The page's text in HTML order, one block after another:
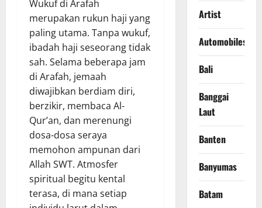
Wukuf di Arafah
merupakan rukun haji yang
paling utama. Tanpa wukuf,
ibadah haji seseorang tidak
sah. Selama beberapa jam
di Arafah, jemaah
diwajibkan berdiam diri,
berzikir, membaca Al-
Qur’an, dan merenungi
dosa-dosa seraya
memohon ampunan dari
Allah SWT. Atmosfer
spiritual begitu kental
terasa, di mana setiap
Artist
Automobiles
Bali
Banggai
Laut
Banten
Banyumas
Batam